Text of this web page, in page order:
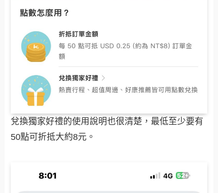
兌換獨家好禮的使用說明也很清楚，最低至少要有
50點可折抵大約8元。